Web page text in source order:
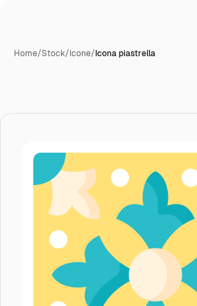
Home/Stock/Icone/Icona piastrella